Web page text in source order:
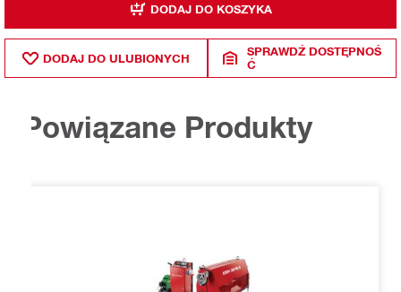
DODAJ DO KOSZYKA
DODAJ DO ULUBIONYCH
SPRAWDŹ DOSTĘPNOŚ
Ć
Powiązane Produkty